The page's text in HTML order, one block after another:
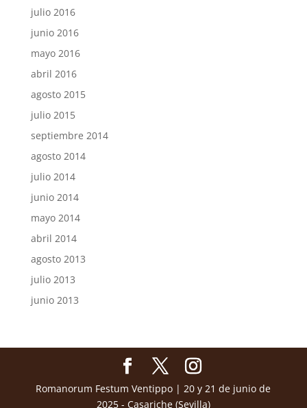
julio 2016
junio 2016
mayo 2016
abril 2016
agosto 2015
julio 2015
septiembre 2014
agosto 2014
julio 2014
junio 2014
mayo 2014
abril 2014
agosto 2013
julio 2013
junio 2013
Romanorum Festum Ventippo | 20 y 21 de junio de
2025 - Casariche (Sevilla)